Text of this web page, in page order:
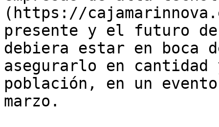
(https://
presente y el futuro
debiera estar en boca
asegurarlo en
población, en un
marzo.